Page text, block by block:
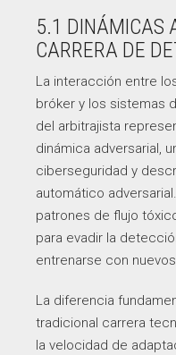
5.1 DINÁMICAS
CARRERA DE
La interacción entre
bróker y los sistemas
del arbitrajista
dinámica adversarial,
ciberseguridad y
automático
patrones de flujo
para evadir la
entrenarse con
La diferencia
tradicional carrera
la velocidad de